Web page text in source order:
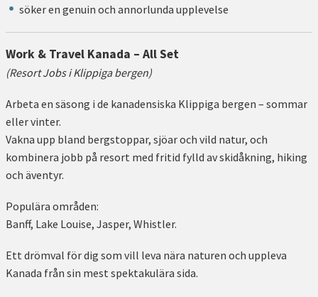
söker en genuin och annorlunda upplevelse
Work & Travel Kanada – All Set
(Resort Jobs i Klippiga bergen)
Arbeta en säsong i de kanadensiska Klippiga bergen – sommar
eller vinter.
Vakna upp bland bergstoppar, sjöar och vild natur, och
kombinera jobb på resort med fritid fylld av skidåkning, hiking
och äventyr.
Populära områden:
Banff, Lake Louise, Jasper, Whistler.
Ett drömval för dig som vill leva nära naturen och uppleva
Kanada från sin mest spektakulära sida.